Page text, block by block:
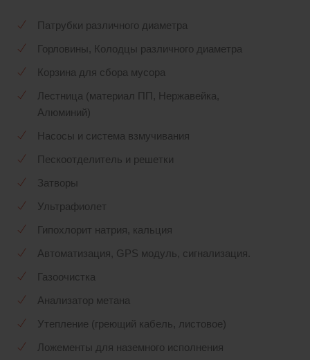
Патрубки различного диаметра
Горловины, Колодцы различного диаметра
Корзина для сбора мусора
Лестница (материал ПП, Нержавейка,
Алюминий)
Насосы и система взмучивания
Пескоотделитель и решетки
Затворы
Ультрафиолет
Гипохлорит натрия, кальция
Автоматизация, GPS модуль, сигнализация.
Газоочистка
Анализатор метана
Утепление (греющий кабель, листовое)
Ложементы для наземного исполнения